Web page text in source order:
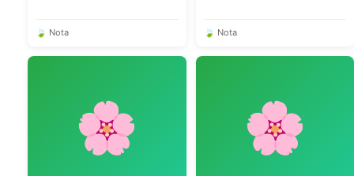
🍃 Nota 🍃 Nota
🌸 🌸